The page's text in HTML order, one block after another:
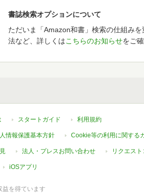
書誌検索オプションについて
ただいま「Amazon和書」検索の仕組み
法など、詳しくはこちらのお知らせをご
スタートガイド 利用規約
情報保護基本方針 Cookie等の利用に関する
法人・プレスお問い合わせ リクエス
iOSアプリ
を得ています